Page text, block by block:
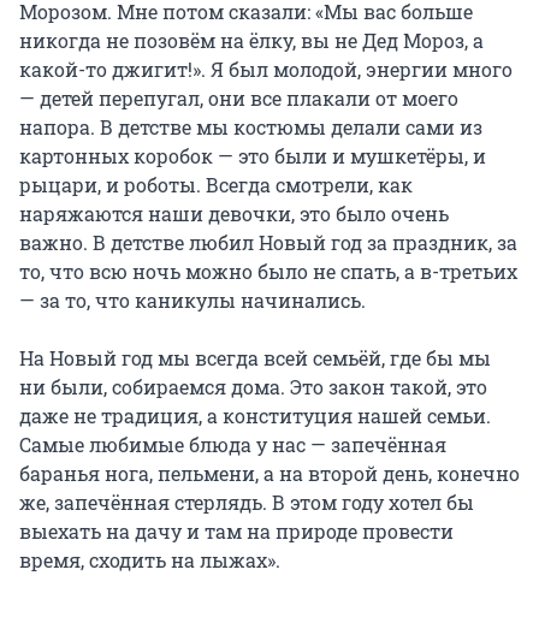
Морозом. Мне потом сказали: «Мы вас больше
никогда не позовём на ёлку, вы не Дед Мороз, а
какой-то джигит!». Я был молодой, энергии много
— детей перепугал, они все плакали от моего
напора. В детстве мы костюмы делали сами из
картонных коробок — это были и мушкетёры, и
рыцари, и роботы. Всегда смотрели, как
наряжаются наши девочки, это было очень
важно. В детстве любил Новый год за праздник, за
то, что всю ночь можно было не спать, а в-третьих
— за то, что каникулы начинались.
На Новый год мы всегда всей семьёй, где бы мы
ни были, собираемся дома. Это закон такой, это
даже не традиция, а конституция нашей семьи.
Самые любимые блюда у нас — запечённая
баранья нога, пельмени, а на второй день, конечно
же, запечённая стерлядь. В этом году хотел бы
выехать на дачу и там на природе провести
время, сходить на лыжах».